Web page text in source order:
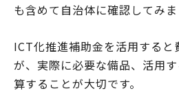
も含めて自治体に確認してみま
ICT化推進補助金を活用すると
が、実際に必要な備品、活用
算することが大切です。